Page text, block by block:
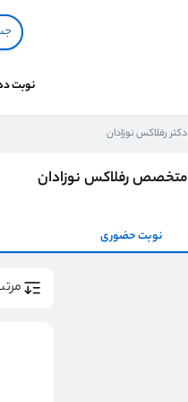
نوبت
دکتر رفلاکس نوزادان
متخصص رفلاکس نوزادان
نوبت حضوری